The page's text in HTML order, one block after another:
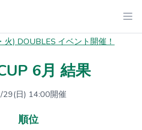
) DOUBLES イベント開催！
6月 結果
29(日) 14:00開催
順位